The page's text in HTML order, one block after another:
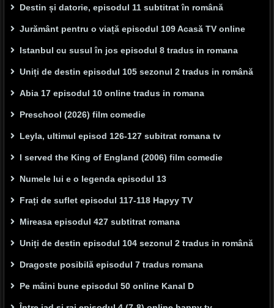
Destin și datorie, episodul 11 subtitrat în română
Jurământ pentru o viață episodul 109 Acasă TV online
Istanbul cu susul în jos episodul 8 tradus in romana
Uniți de destin episodul 105 sezonul 2 tradus in română
Abia 17 episodul 10 online tradus in romana
Preschool (2026) film comedie
Leyla, ultimul episod 126-127 subitrat romana tv
I served the King of England (2006) film comedie
Numele lui e o legenda episodul 13
Frați de suflet episodul 117-118 Hapyy TV
Mireasa episodul 427 subtitrat romana
Uniți de destin episodul 104 sezonul 2 tradus in română
Dragoste posibilă episodul 7 tradus romana
Pe mâini bune episodul 50 online Kanal D